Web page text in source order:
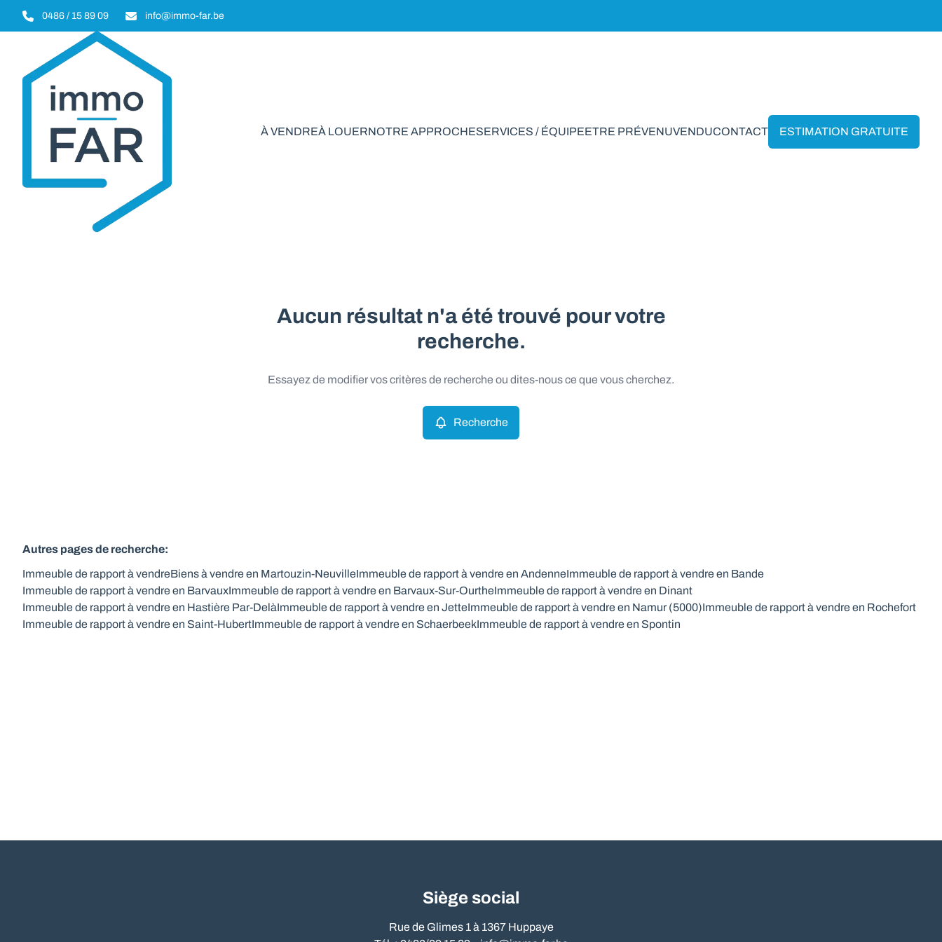
Aller au contenu principal
0486 / 15 89 09 info@immo-far.be
À VENDREÀ LOUERNOTRE APPROCHESERVICES / ÉQUIPEETRE PRÉVENUVENDUCONTACT ESTIMATION GRATUITE
Immeuble de rapport à vendre en Martouzin-Neuville
Aucun résultat n'a été trouvé pour votre
recherche.
Essayez de modifier vos critères de recherche ou dites-nous ce que vous cherchez.
Recherche
Autres pages de recherche:
Immeuble de rapport à vendreBiens à vendre en Martouzin-NeuvilleImmeuble de rapport à vendre en AndenneImmeuble de rapport à vendre en Bande
Immeuble de rapport à vendre en BarvauxImmeuble de rapport à vendre en Barvaux-Sur-OurtheImmeuble de rapport à vendre en Dinant
Immeuble de rapport à vendre en Hastière Par-DelàImmeuble de rapport à vendre en JetteImmeuble de rapport à vendre en Namur (5000)Immeuble de rapport à vendre en Rochefort
Immeuble de rapport à vendre en Saint-HubertImmeuble de rapport à vendre en SchaerbeekImmeuble de rapport à vendre en Spontin
Siège social
Rue de Glimes 1 à 1367 Huppaye